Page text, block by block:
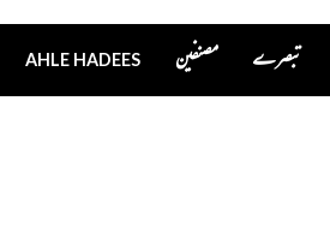
AHLE HADEES مصنفین تبصرے